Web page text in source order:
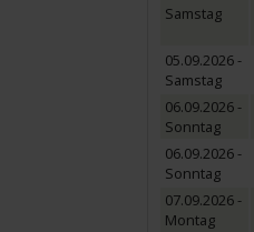
Samstag
05.09.2026 -
Samstag
06.09.2026 -
Sonntag
06.09.2026 -
Sonntag
07.09.2026 -
Montag